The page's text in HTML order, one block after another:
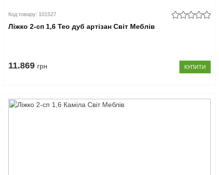
Код товару: 101527
Ліжко 2-сп 1,6 Тео дуб артізан Світ Меблів
11.869 грн КУПИТИ